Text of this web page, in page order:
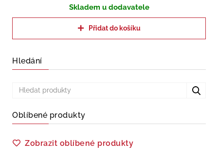
Skladem u dodavatele
Přidat do košíku
Hledání
Oblíbené produkty
Zobrazit oblíbené produkty